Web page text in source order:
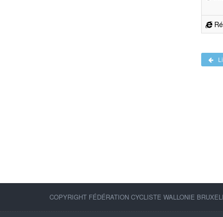
COPYRIGHT FÉDÉRATION CYCLISTE WALLONIE